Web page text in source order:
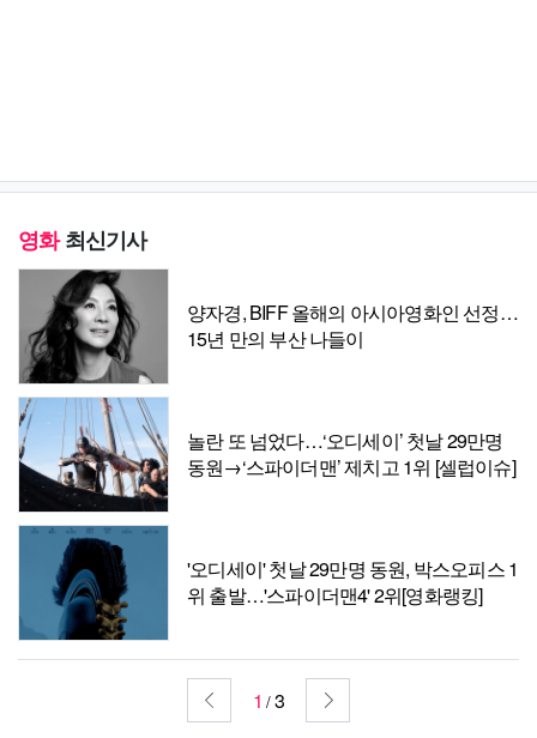
영화최신기사
양자경, BIFF 올해의 아시아영화인 선정…
15년 만의 부산 나들이
놀란 또 넘었다…‘오디세이’ 첫날 29만명
동원→‘스파이더맨’ 제치고 1위 [셀럽이슈]
'오디세이' 첫날 29만명 동원, 박스오피스 1
위 출발…'스파이더맨4' 2위[영화랭킹]
1 /3